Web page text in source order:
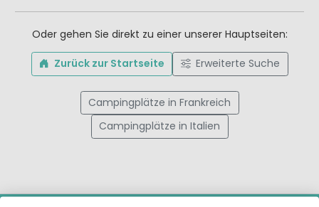
Oder gehen Sie direkt zu einer unserer Hauptseiten:
Zurück zur Startseite Erweiterte Suche
Campingplätze in Frankreich
Campingplätze in Italien